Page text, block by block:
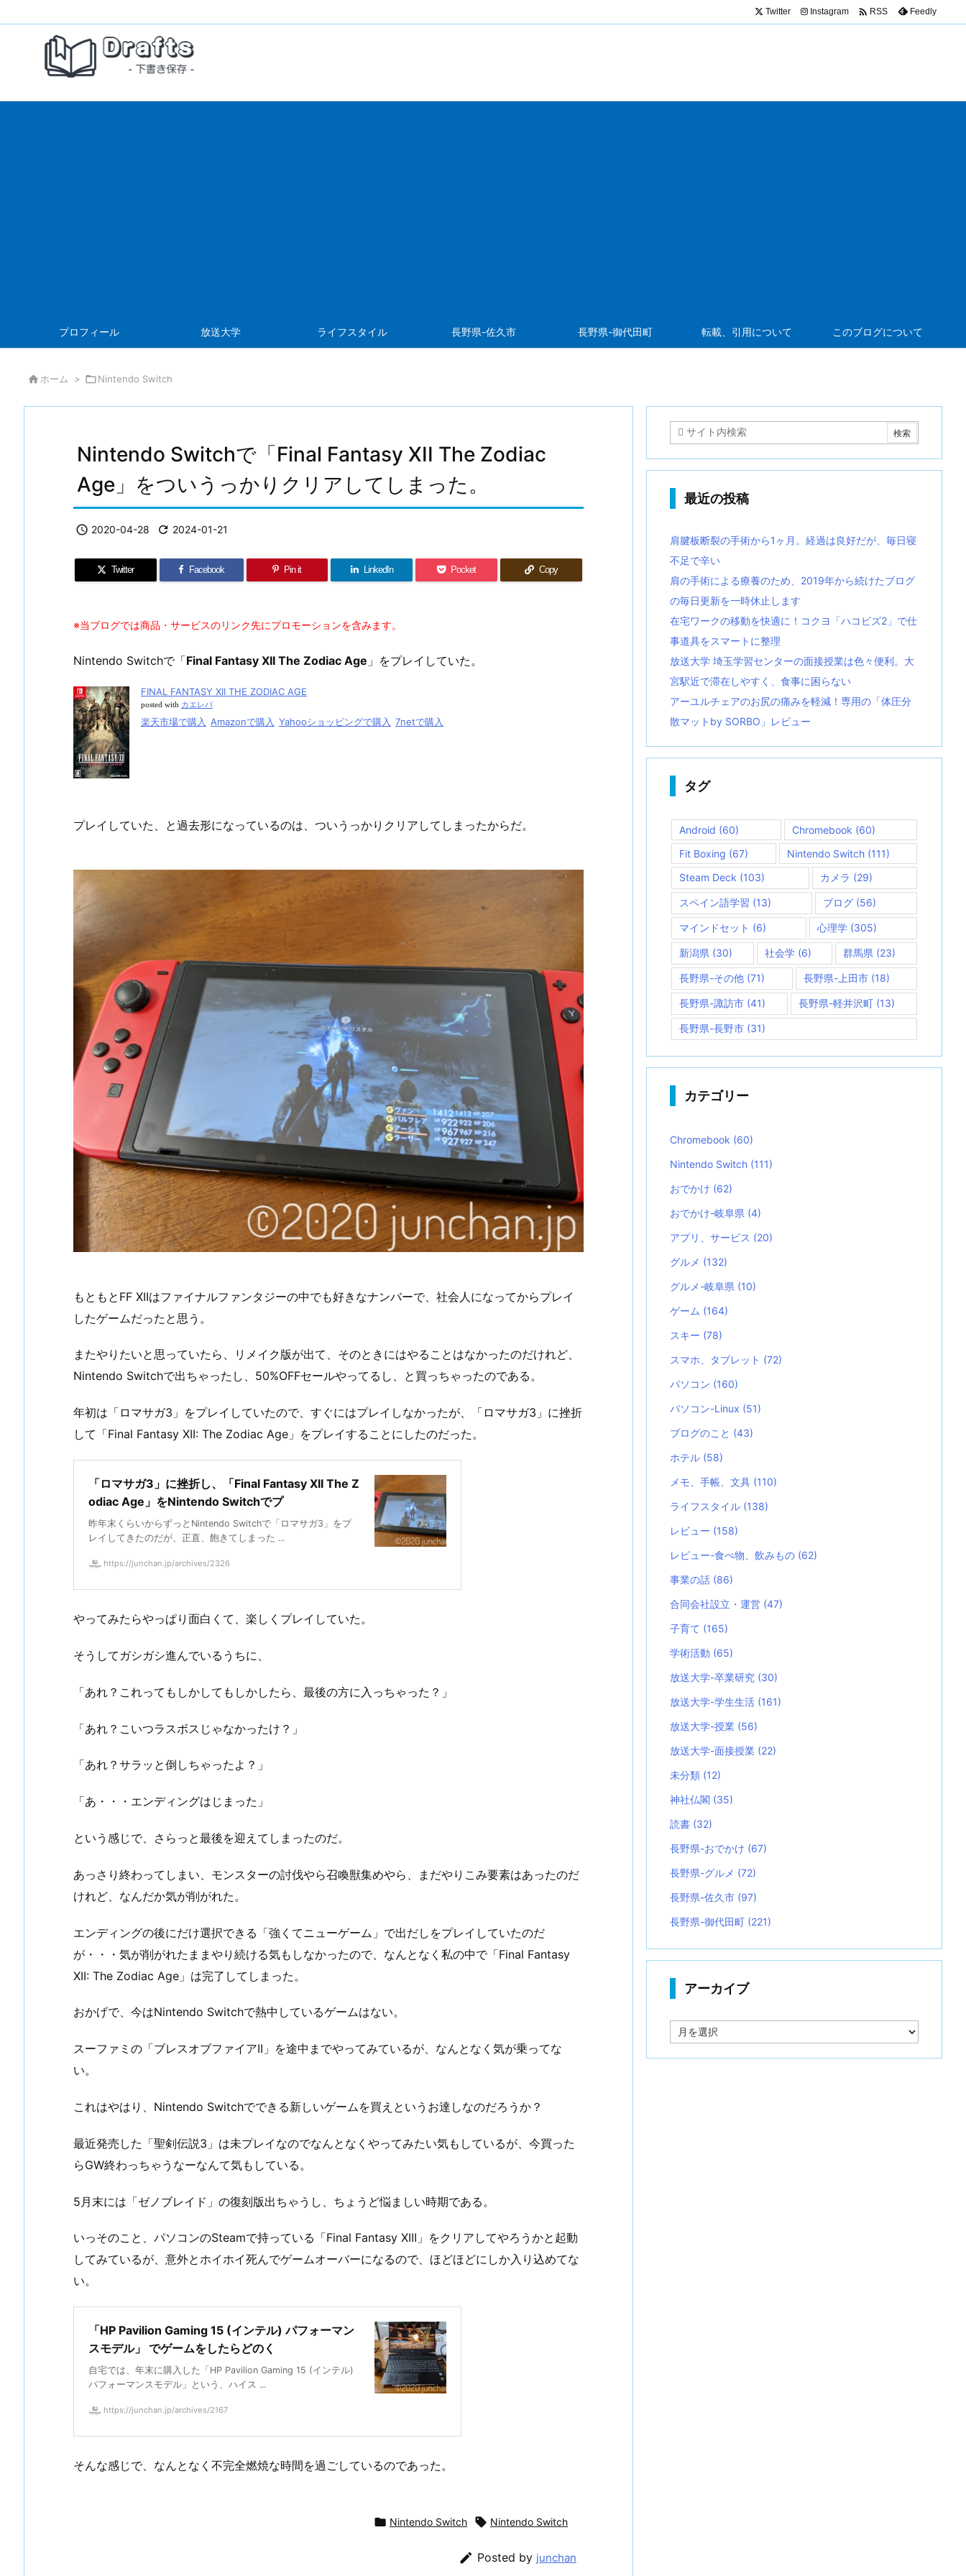
プロフィール 放送大学 ライフスタイル 長野県-佐久市 長野県-御代田町 転載、引用について このブログについて
Twitter Instagram  RSS Feedly
 ホーム > Nintendo Switch
Nintendo Switchで「Final Fantasy XII The Zodiac
Age」をついうっかりクリアしてしまった。
 2020-04-28  2024-01-21
Twitter Facebook Pin it LinkedIn Pocket Copy
※当ブログでは商品・サービスのリンク先にプロモーションを含みます。
Nintendo Switchで「Final Fantasy XII The Zodiac Age 」をプレイしていた。
FINAL FANTASY XII THE ZODIAC AGE
posted with カエレバ
楽天市場で購入 Amazonで購入 Yahooショッピングで購入 7netで購入
プレイしていた、と過去形になっているのは、ついうっかりクリアしてしまったからだ。
もともとFF XIIはファイナルファンタジーの中でも好きなナンバーで、社会人になってからプレイ
したゲームだったと思う。
またやりたいと思っていたら、リメイク版が出て、そのときにはやることはなかったのだけれど、
Nintendo Switchで出ちゃったし、50%OFFセールやってるし、と買っちゃったのである。
年初は「ロマサガ3」をプレイしていたので、すぐにはプレイしなかったが、「ロマサガ3」に挫折
して「Final Fantasy XII: The Zodiac Age」をプレイすることにしたのだった。
「ロマサガ3」に挫折し、「Final Fantasy XII The Z
odiac Age」をNintendo Switchでプ
昨年末くらいからずっとNintendo Switchで「ロマサガ3」をプ
レイしてきたのだが、正直、飽きてしまった ...
https://junchan.jp/archives/2326
やってみたらやっぱり面白くて、楽しくプレイしていた。
そうしてガシガシ進んでいるうちに、
「あれ？これってもしかしてもしかしたら、最後の方に入っちゃった？」
「あれ？こいつラスボスじゃなかったけ？」
「あれ？サラッと倒しちゃったよ？」
「あ・・・エンディングはじまった」
という感じで、さらっと最後を迎えてしまったのだ。
あっさり終わってしまい、モンスターの討伐やら召喚獣集めやら、まだやりこみ要素はあったのだ
けれど、なんだか気が削がれた。
エンディングの後にだけ選択できる「強くてニューゲーム」で出だしをプレイしていたのだ
が・・・気が削がれたままやり続ける気もしなかったので、なんとなく私の中で「Final Fantasy
XII: The Zodiac Age」は完了してしまった。
おかげで、今はNintendo Switchで熱中しているゲームはない。
スーファミの「ブレスオブファイアII」を途中までやってみているが、なんとなく気が乗ってな
い。
これはやはり、Nintendo Switchでできる新しいゲームを買えというお達しなのだろうか？
最近発売した「聖剣伝説3」は未プレイなのでなんとなくやってみたい気もしているが、今買った
らGW終わっちゃうなーなんて気もしている。
5月末には「ゼノブレイド」の復刻版出ちゃうし、ちょうど悩ましい時期である。
いっそのこと、パソコンのSteamで持っている「Final Fantasy XIII」をクリアしてやろうかと起動
してみているが、意外とホイホイ死んでゲームオーバーになるので、ほどほどにしか入り込めてな
い。
「HP Pavilion Gaming 15 (インテル) パフォーマン
スモデル」 でゲームをしたらどのく
自宅では、年末に購入した「HP Pavilion Gaming 15 (インテル)
パフォーマンスモデル」という、ハイス ...
https://junchan.jp/archives/2167
そんな感じで、なんとなく不完全燃焼な時間を過ごしているのであった。
 Nintendo Switch  Nintendo Switch
 Posted by junchan
最近の投稿
肩腱板断裂の手術から1ヶ月。経過は良好だが、毎日寝
不足で辛い
肩の手術による療養のため、2019年から続けたブログ
の毎日更新を一時休止します
在宅ワークの移動を快適に！コクヨ「ハコビズ2」で仕
事道具をスマートに整理
放送大学 埼玉学習センターの面接授業は色々便利。大
宮駅近で滞在しやすく、食事に困らない
アーユルチェアのお尻の痛みを軽減！専用の「体圧分
散マットby SORBO」レビュー
タグ
Android (60) Chromebook (60)
Fit Boxing (67) Nintendo Switch(111)
Steam Deck (103) カメラ (29)
スペイン語学習 (13) ブログ (56)
マインドセット (6) 心理学 (305)
新潟県 (30) 社会学(6) 群馬県 (23)
長野県-その他 (71) 長野県-上田市(18)
長野県-諏訪市 (41) 長野県-軽井沢町 (13)
長野県-長野市 (31)
カテゴリー
Chromebook (60)
Nintendo Switch (111)
おでかけ (62)
おでかけ-岐阜県 (4)
アプリ、サービス (20)
グルメ (132)
グルメ-岐阜県 (10)
ゲーム (164)
スキー (78)
スマホ、タブレット (72)
パソコン (160)
パソコン-Linux (51)
ブログのこと (43)
ホテル (58)
メモ、手帳、文具 (110)
ライフスタイル (138)
レビュー (158)
レビュー-食べ物、飲みもの (62)
事業の話 (86)
合同会社設立・運営 (47)
子育て (165)
学術活動 (65)
放送大学-卒業研究 (30)
放送大学-学生生活 (161)
放送大学-授業 (56)
放送大学-面接授業 (22)
未分類 (12)
神社仏閣 (35)
読書 (32)
長野県-おでかけ (67)
長野県-グルメ (72)
長野県-佐久市 (97)
長野県-御代田町 (221)
アーカイブ
ー